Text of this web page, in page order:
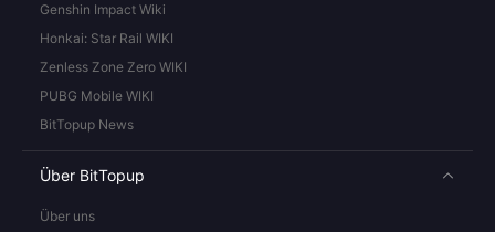
Genshin Impact Wiki
Honkai: Star Rail WIKI
Zenless Zone Zero WIKI
PUBG Mobile WIKI
BitTopup News
Über BitTopup
Über uns